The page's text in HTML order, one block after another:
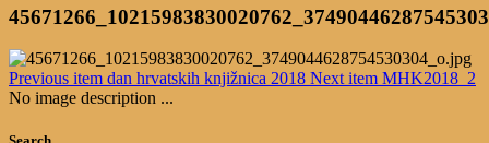
Previous item dan hrvatskih knjižnica 2018 Next item MHK2018_2
No image description ...